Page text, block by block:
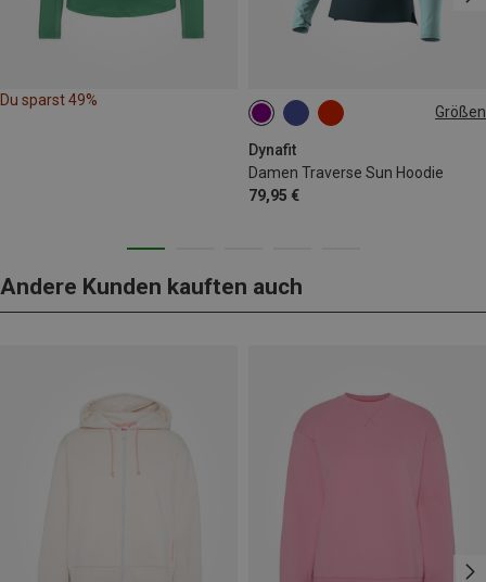
Du sparst 49%
Größen
Dynafit
Damen Traverse Sun Hoodie
79,95 €
S M L
Andere Kunden kauften auch